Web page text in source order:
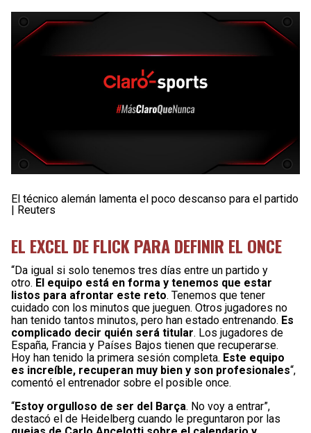
El técnico alemán lamenta el poco descanso para el partido
| Reuters
EL EXCEL DE FLICK PARA DEFINIR EL ONCE
“Da igual si solo tenemos tres días entre un partido y
otro. El equipo está en forma y tenemos que estar
listos para afrontar este reto. Tenemos que tener
cuidado con los minutos que jueguen. Otros jugadores no
han tenido tantos minutos, pero han estado entrenando. Es
complicado decir quién será titular. Los jugadores de
España, Francia y Países Bajos tienen que recuperarse.
Hoy han tenido la primera sesión completa. Este equipo
es increíble, recuperan muy bien y son profesionales“,
comentó el entrenador sobre el posible once.
“Estoy orgulloso de ser del Barça. No voy a entrar”,
destacó el de Heidelberg cuando le preguntaron por las